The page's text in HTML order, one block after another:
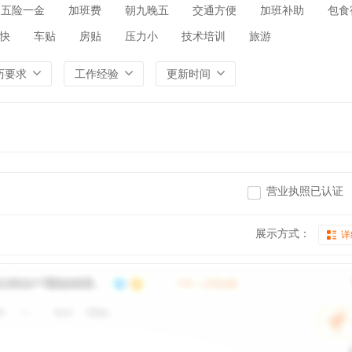
五险一金 加班费 朝九晚五 交通方便 加班补助 包食
车贴 房贴 压力小 技术培训 旅游
要求 工作经验 更新时间
营业执照已认证
展示方式：